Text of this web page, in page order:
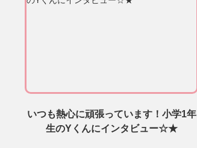
いつも熱心に頑張っています！小学1年
生のYくんにインタビュー☆★